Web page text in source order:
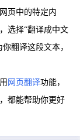
页中的特定内
选择“翻译成中文
翻译这段文本，
网页翻译功能，
都能帮助你更好